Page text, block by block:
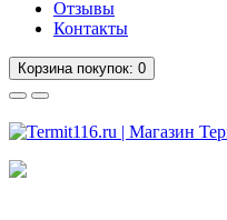
Отзывы
Контакты
Корзинапокупок: 0